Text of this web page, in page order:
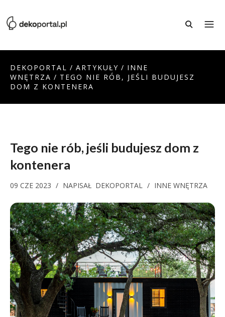
DEKOPORTAL / ARTYKUŁY / INNE
WNĘTRZA / TEGO NIE RÓB, JEŚLI BUDUJESZ
DOM Z KONTENERA
Tego nie rób, jeśli budujesz dom z
kontenera
09 CZE 2023 / NAPISAŁ DEKOPORTAL / INNE WNĘTRZA